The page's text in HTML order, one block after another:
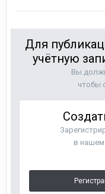
Для
учётную
Вы
чтобы
в нашем